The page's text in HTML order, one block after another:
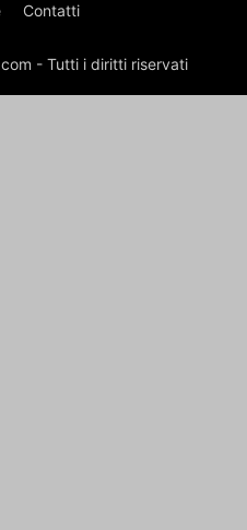
Contatti
- Tutti i diritti riservati